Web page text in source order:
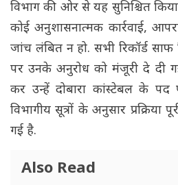
विभाग की ओर से यह सुनिश्चित
कोई अनुशासनात्मक कार्रवाई,
जांच लंबित न हो. सभी रिकॉर्ड
पर उनके अनुरोध को मंजूरी दे दी
कर उन्हें दोबारा कांस्टेबल के पद
विभागीय सूत्रों के अनुसार
गई है.
Also Read